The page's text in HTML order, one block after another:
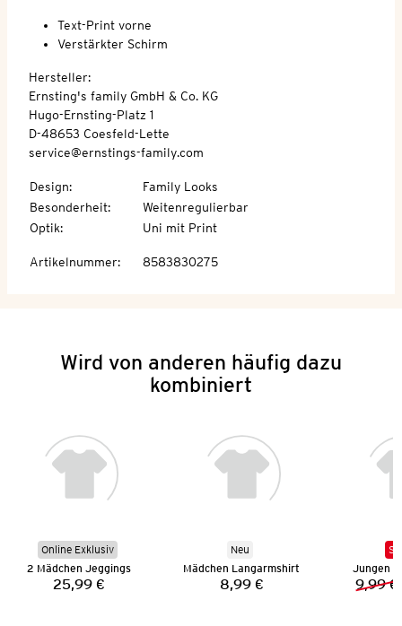
Text-Print vorne
Verstärkter Schirm
Hersteller:
Ernsting's family GmbH & Co. KG
Hugo-Ernsting-Platz 1
D-48653 Coesfeld-Lette
service@ernstings-family.com
Design:
Family Looks
Besonderheit:
Weitenregulierbar
Optik: Uni mit Print
Artikelnummer: 8583830275
Wird von anderen häufig dazu
kombiniert
Online Exklusiv
2 Mädchen Jeggings
Preis:
25,99 €
Neu
Mädchen Langarmshirt
Preis:
8,99 €
Jungen
9,99 €